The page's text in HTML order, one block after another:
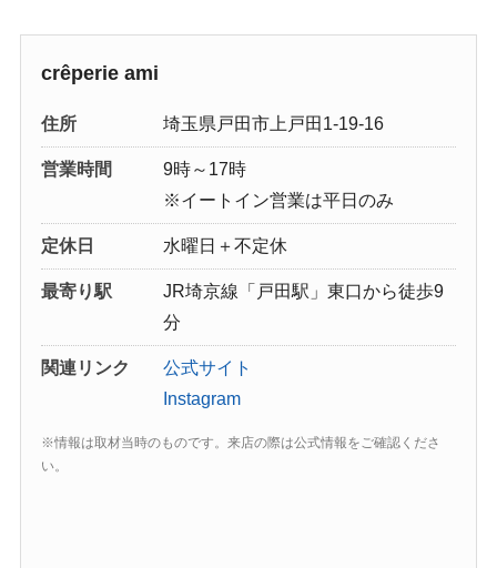
crêperie ami
住所 埼玉県戸田市上戸田1-19-16
営業時間
9時～17時
※イートイン営業は平日のみ
定休日 水曜日＋不定休
最寄り駅
JR埼京線「戸田駅」東口から徒歩9
分
関連リンク
公式サイト
Instagram
※情報は取材当時のものです。来店の際は公式情報をご確認くださ
い。